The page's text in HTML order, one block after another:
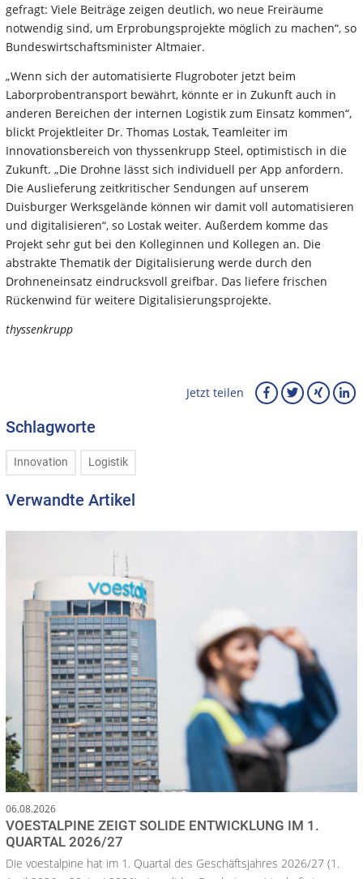
gefragt: Viele Beiträge zeigen deutlich, wo neue Freiräume
notwendig sind, um Erprobungsprojekte möglich zu machen“, so
Bundeswirtschaftsminister Altmaier.
„Wenn sich der automatisierte Flugroboter jetzt beim
Laborprobentransport bewährt, könnte er in Zukunft auch in
anderen Bereichen der internen Logistik zum Einsatz kommen“,
blickt Projektleiter Dr. Thomas Lostak, Teamleiter im
Innovationsbereich von thyssenkrupp Steel, optimistisch in die
Zukunft. „Die Drohne lässt sich individuell per App anfordern.
Die Auslieferung zeitkritischer Sendungen auf unserem
Duisburger Werksgelände können wir damit voll automatisieren
und digitalisieren“, so Lostak weiter. Außerdem komme das
Projekt sehr gut bei den Kolleginnen und Kollegen an. Die
abstrakte Thematik der Digitalisierung werde durch den
Drohneneinsatz eindrucksvoll greifbar. Das liefere frischen
Rückenwind für weitere Digitalisierungsprojekte.
thyssenkrupp
Jetzt teilen
Schlagworte
Innovation Logistik
Verwandte Artikel
06.08.2026
VOESTALPINE ZEIGT SOLIDE ENTWICKLUNG IM 1.
QUARTAL 2026/27
Die voestalpine hat im 1. Quartal des Geschäftsjahres 2026/27 (1.